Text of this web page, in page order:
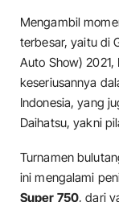
Mengambil
terbesar, yaitu di
Auto Show)
keseriusannya
Indonesia, yang
Daihatsu, yakni
Turnamen
ini mengalami
Super 750, dari